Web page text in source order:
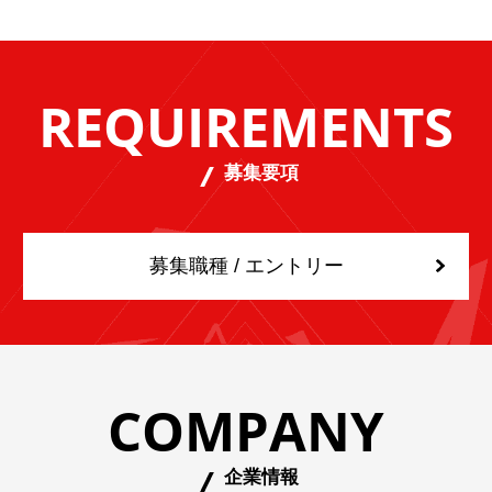
REQUIREMENTS
募集要項
募集職種 / エントリー
COMPANY
企業情報